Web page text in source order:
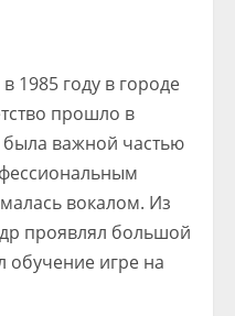
1985 году в городе
прошло в
была важной частью
вокалом. Из
проявлял большой
обучение игре на